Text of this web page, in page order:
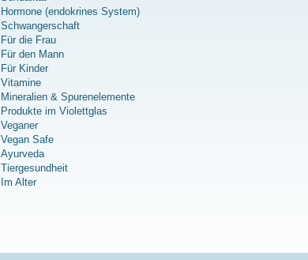
Hormone (endokrines System)
Schwangerschaft
Für die Frau
Für den Mann
Für Kinder
Vitamine
Mineralien & Spurenelemente
Produkte im Violettglas
Veganer
Vegan Safe
Ayurveda
Tiergesundheit
Im Alter